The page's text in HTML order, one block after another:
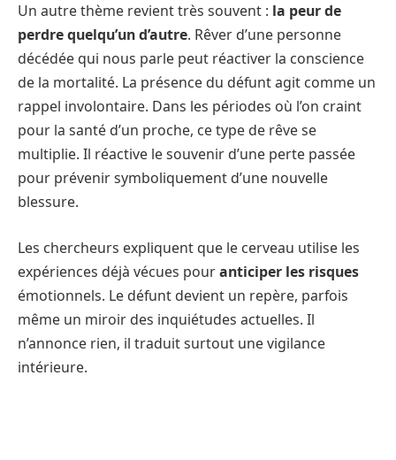
Un autre thème revient très souvent : la peur de
perdre quelqu’un d’autre. Rêver d’une personne
décédée qui nous parle peut réactiver la conscience
de la mortalité. La présence du défunt agit comme un
rappel involontaire. Dans les périodes où l’on craint
pour la santé d’un proche, ce type de rêve se
multiplie. Il réactive le souvenir d’une perte passée
pour prévenir symboliquement d’une nouvelle
blessure.
Les chercheurs expliquent que le cerveau utilise les
expériences déjà vécues pouranticiper les risques
émotionnels. Le défunt devient un repère, parfois
même un miroir des inquiétudes actuelles. Il
n’annonce rien, il traduit surtout une vigilance
intérieure.